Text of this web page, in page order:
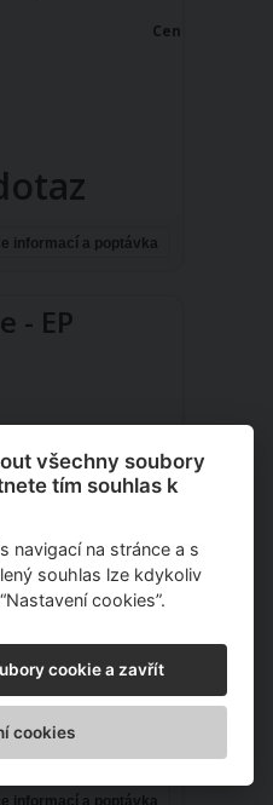
Cena:
informací a poptávka
- EP
dotaz
informací a poptávka
všechny soubory
tím souhlas k
navigací na stránce a s
souhlas lze kdykoliv
cookies”.
cookie a zavřít
cookies